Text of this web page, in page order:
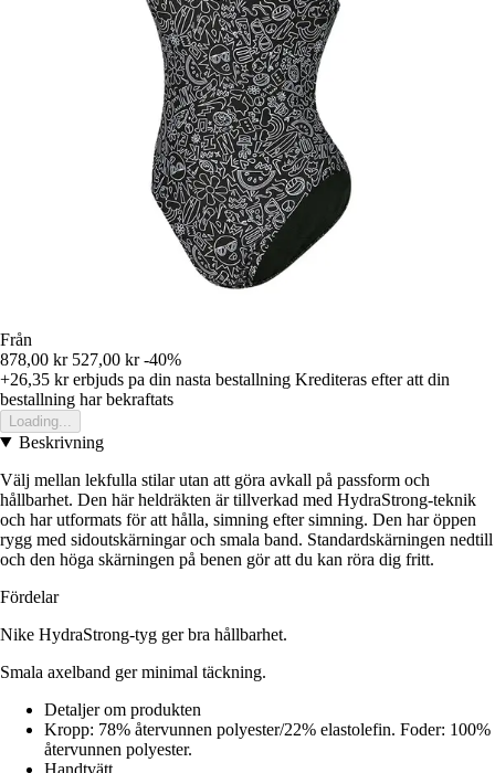
Från
878,00 kr 527,00 kr -40%
+26,35 krerbjuds pa din nasta bestallning Krediteras efter att din
bestallning har bekraftats
Loading...
Beskrivning
Välj mellan lekfulla stilar utan att göra avkall på passform och
hållbarhet. Den här heldräkten är tillverkad med HydraStrong-teknik
och har utformats för att hålla, simning efter simning. Den har öppen
rygg med sidoutskärningar och smala band. Standardskärningen nedtill
och den höga skärningen på benen gör att du kan röra dig fritt.
Fördelar
Nike HydraStrong-tyg ger bra hållbarhet.
Smala axelband ger minimal täckning.
Detaljer om produkten
Kropp: 78% återvunnen polyester/22% elastolefin. Foder: 100%
återvunnen polyester.
Handtvätt